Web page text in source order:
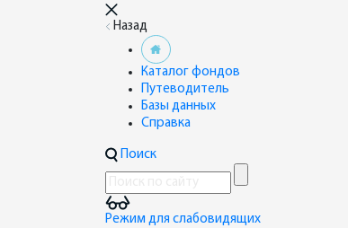
Назад
Каталог фондов
Путеводитель
Базы данных
Справка
Поиск
Режим для слабовидящих